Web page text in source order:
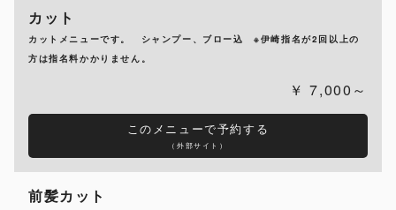
カット
カットメニューです。 シャンプー、ブロー込 ※伊崎指名が2回以上の
方は指名料かかりません。
7,000～
このメニューで予約する
（外部サイト）
前髪カット